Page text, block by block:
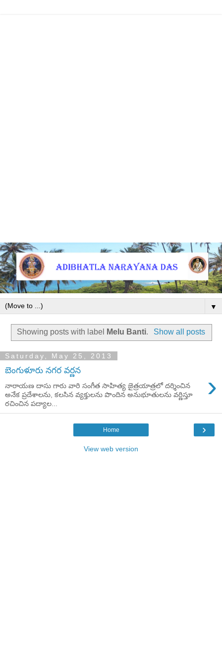
▼
Showing posts with label Melu Banti. Show all posts
Saturday, May 25, 2013
బెంగుళూరు నగర వర్ణన ›
నారాయణ దాసు గారు వారి సంగీత సాహిత్య జైత్రయాత్రలో దర్శించిన
అనేక ప్రదేశాలను, కలసిన వ్యక్తులను పొందిన అనుభూతులను వర్ణిస్తూ
రచించిన పద్యాల...
›
Home
View web version